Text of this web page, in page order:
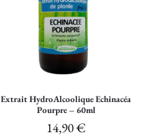
Extrait HydroAlcoolique Echinacéa
Pourpre – 60ml
14,90€